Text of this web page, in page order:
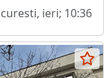
ieri; 10:36